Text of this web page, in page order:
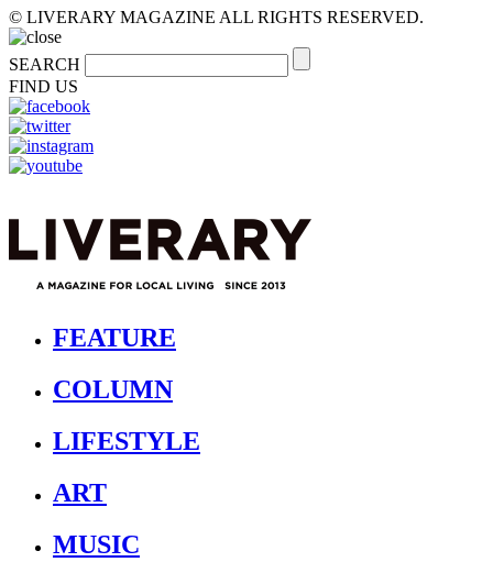
© LIVERARY MAGAZINE ALL RIGHTS RESERVED.
SEARCH
FIND US
FEATURE
COLUMN
LIFESTYLE
ART
MUSIC